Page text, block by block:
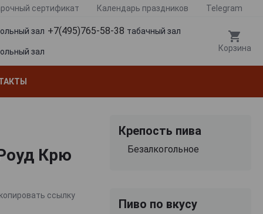
сертификат Календарь праздников Telegram
зал +7(495)765-58-38 табачный зал
зал Корзина
Крю
ссылку
Крепость пива
Безалкогольное
Пиво по вкусу